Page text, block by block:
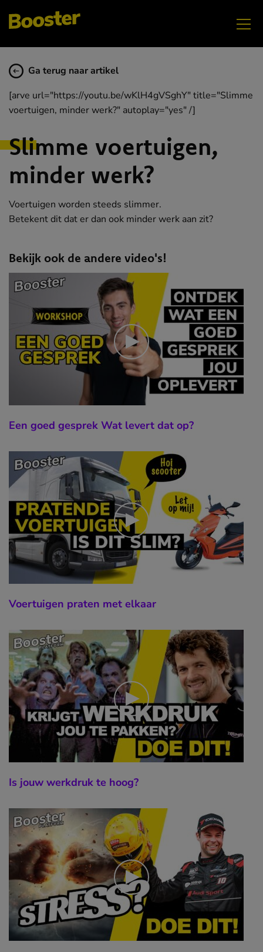
Ga terug naar artikel
[arve url="https://youtu.be/wKlH4gVSghY" title="Slimme
voertuigen, minder werk?" autoplay="yes" /]
Slimme voertuigen,
minder werk?
Voertuigen worden steeds slimmer.
Betekent dit dat er dan ook minder werk aan zit?
Bekijk ook de andere video's!
Een goed gesprek Wat levert dat op?
Voertuigen praten met elkaar
Is jouw werkdruk te hoog?